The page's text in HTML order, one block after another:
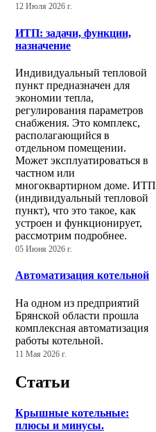
12 Июля 2026 г.
ИТП: задачи, функции,
назначение
Индивидуальный тепловой
пункт предназначен для
экономии тепла,
регулирования параметров
снабжения. Это комплекс,
располагающийся в
отдельном помещении.
Может эксплуатироваться в
частном или
многоквартирном доме. ИТП
(индивидуальный тепловой
пункт), что это такое, как
устроен и функционирует,
рассмотрим подробнее.
05 Июня 2026 г.
Автоматизация котельной
На одном из предприятий
Брянской области прошла
комплексная автоматизация
работы котельной.
11 Мая 2026 г.
Статьи
Крышные котельные:
плюсы и минусы.